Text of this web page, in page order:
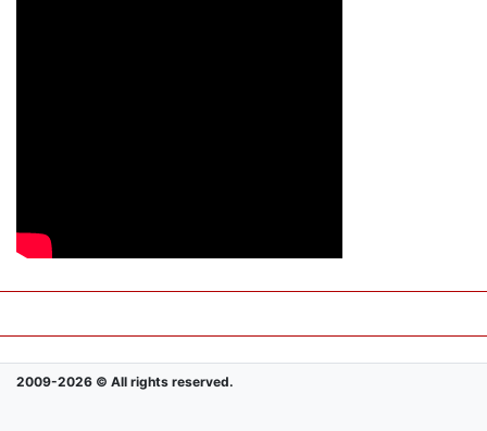
2009-2026 © All rights reserved.